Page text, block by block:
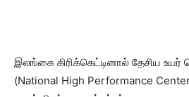
இலங்கை கிரிக்கெட்டினால் தேசிய
(National High Performance